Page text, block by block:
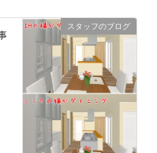
スタッフのブログ